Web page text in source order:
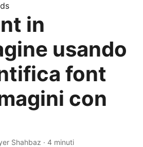
in
usando
font
con
Shahbaz · 4 minuti